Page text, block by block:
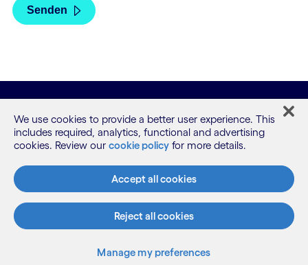
Was wir machen
We use cookies to provide a better user experience. This
includes required, analytics, functional and advertising
cookies. Review our cookie policy for more details.
Accept all cookies
Reject all cookies
Manage my preferences